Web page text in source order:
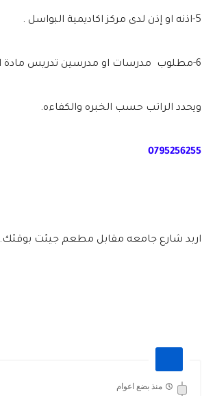
5-اذنه او إذن لدى مركز اكاديمية البواسل .
6-مطلوب مدرسات او مدرسين تدريس مادة اكسل متقدم .
ويحدد الراتب حسب الخبره والكفاءه.
0795256255
اربد شارع جامعه مقابل مطعم جيئت بوقئك.
منذ بضع اعوام